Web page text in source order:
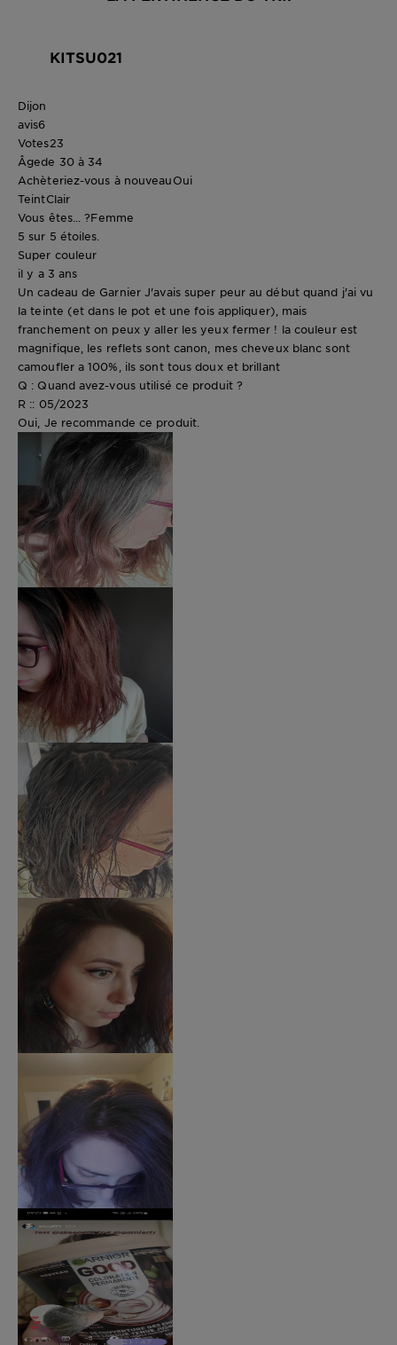
KITSU021
Dijon
avis6
Votes23
Âgede 30 à 34
Achèteriez-vous à nouveauOui
TeintClair
Vous êtes... ?Femme
5 sur 5 étoiles.
Super couleur
il y a 3 ans
Un cadeau de Garnier J'avais super peur au début quand j'ai vu
la teinte (et dans le pot et une fois appliquer), mais
franchement on peux y aller les yeux fermer ! la couleur est
magnifique, les reflets sont canon, mes cheveux blanc sont
camoufler a 100%, ils sont tous doux et brillant
Q : Quand avez-vous utilisé ce produit ?
R :: 05/2023
Oui, Je recommande ce produit.